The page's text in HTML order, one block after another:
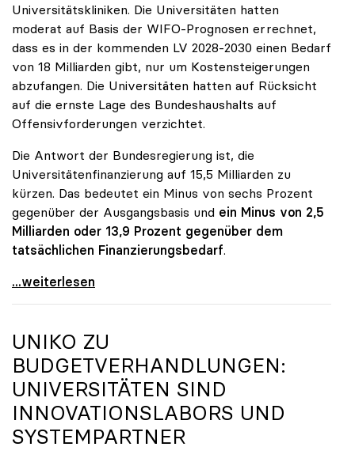
Universitätskliniken. Die Universitäten hatten
moderat auf Basis der WIFO-Prognosen errechnet,
dass es in der kommenden LV 2028-2030 einen Bedarf
von 18 Milliarden gibt, nur um Kostensteigerungen
abzufangen. Die Universitäten hatten auf Rücksicht
auf die ernste Lage des Bundeshaushalts auf
Offensivforderungen verzichtet.
Die Antwort der Bundesregierung ist, die
Universitätenfinanzierung auf 15,5 Milliarden zu
kürzen. Das bedeutet ein Minus von sechs Prozent
gegenüber der Ausgangsbasis und ein Minus von 2,5
Milliarden oder 13,9 Prozent gegenüber dem
tatsächlichen Finanzierungsbedarf.
\"Österreich ist für die heimischen Universitäten
...weiterlesen
UNIKO ZU
BUDGETVERHANDLUNGEN:
UNIVERSITÄTEN SIND
INNOVATIONSLABORS UND
SYSTEMPARTNER